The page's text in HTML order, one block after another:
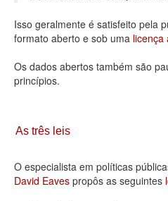
Administração
Legislação
Agenda
Contato
Isso geralmente é satisfeito pela
formato aberto e sob uma licença
Os dados abertos também são
princípios.
As três leis
O especialista em políticas
David Eaves propôs as seguintes